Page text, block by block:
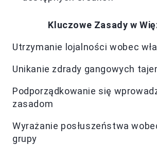
Kluczowe Zasady w
Utrzymanie lojalności wobec
Unikanie zdrady gangowych
Podporządkowanie się
zasadom
Wyrażanie posłuszeństwa
grupy